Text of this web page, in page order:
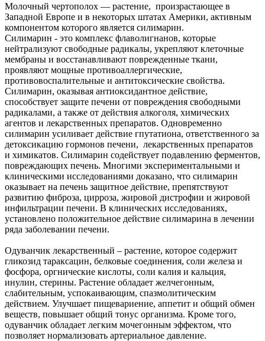
Молочный чертополох — растение, произрастающее в
Западной Европе и в некоторых штатах Америки, активным
компонентом которого является силимарин.
Силимарин - это комплекс флаволигнанов, которые
нейтрализуют свободные радикалы, укрепляют клеточные
мембраны и восстанавливают поврежденные ткани,
проявляют мощные противоаллергические,
противовоспалительные и антитоксические свойства.
Силимарин, оказывая антиоксидантное действие,
способствует защите печени от повреждения свободными
радикалами, а также от действия алкоголя, химических
агентов и лекарственных препаратов. Одновременно
силимарин усиливает действие гпутатиона, ответственного за
детоксикацию гормонов печени, лекарственных препаратов
и химикатов. Силимарин содействует подавлению ферментов,
повреждающих печень. Многими экспериментальными и
клиническими исследованиями доказано, что силимарин
оказывает на печень защитное действие, препятствуют
развитию фиброза, цирроза, жировой дистрофии и жировой
инфильтрации печени. В клинических исследованиях,
установлено положительное действие силимарина в лечении
ряда заболевании печени.
Одуванчик лекарственный – растение, которое содержит
гликозид тараксацин, белковые соединения, соли железа и
фосфора, оргнические кислоты, соли калия и кальция,
инулин, стерины. Растение обладает желчегонным,
слабительным, успокаивающим, спазмолитическим
действием. Улучшает пищевариение, аппетит и общий обмен
веществ, повышает общий тонус организма. Кроме того,
одуванчик обладает легким мочегонным эффектом, что
позволяет нормализовать артериальное давление.